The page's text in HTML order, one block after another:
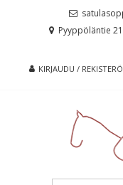
Pyyppöläntie
KIRJAUDU /